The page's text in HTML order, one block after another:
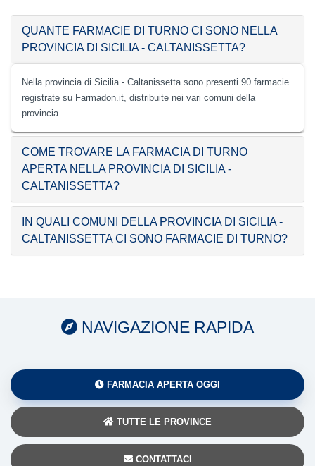
QUANTE FARMACIE DI TURNO CI SONO NELLA
PROVINCIA DI SICILIA - CALTANISSETTA?
Nella provincia di Sicilia - Caltanissetta sono presenti 90 farmacie
registrate su Farmadon.it, distribuite nei vari comuni della
provincia.
COME TROVARE LA FARMACIA DI TURNO
APERTA NELLA PROVINCIA DI SICILIA -
CALTANISSETTA?
IN QUALI COMUNI DELLA PROVINCIA DI SICILIA -
CALTANISSETTA CI SONO FARMACIE DI TURNO?
NAVIGAZIONE RAPIDA
FARMACIA APERTA OGGI
TUTTE LE PROVINCE
CONTATTACI